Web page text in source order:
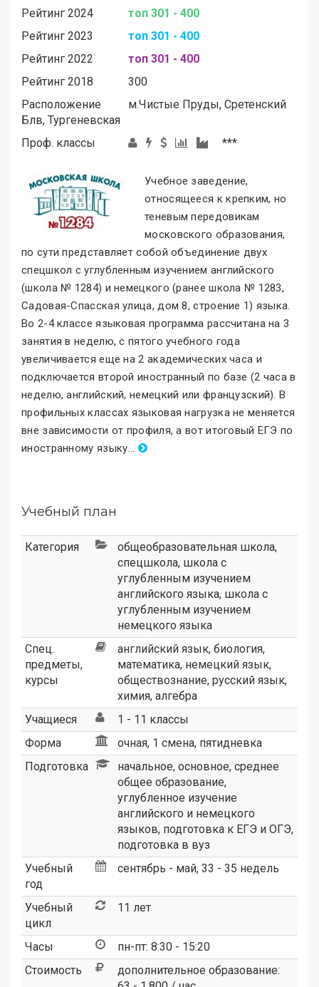
Рейтинг 2024
топ 301 - 400
Рейтинг 2023
топ 301 - 400
Рейтинг 2022
топ 301 - 400
Рейтинг 2018
300
Расположение
м.Чистые Пруды, Сретенский
Блв, Тургеневская
Проф. классы
***
Учебное заведение,
относящееся к крепким, но
теневым передовикам
московского образования,
по сути представляет собой объединение двух
спецшкол с углубленным изучением английского
(школа № 1284) и немецкого (ранее школа № 1283,
Садовая-Спасская улица, дом 8, строение 1) языка.
Во 2-4 классе языковая программа рассчитана на 3
занятия в неделю, с пятого учебного года
увеличивается еще на 2 академических часа и
подключается второй иностранный по базе (2 часа в
неделю, английский, немецкий или французский). В
профильных классах языковая нагрузка не меняется
вне зависимости от профиля, а вот итоговый ЕГЭ по
иностранному языку...
Учебный план
Категория общеобразовательная школа,
спецшкола, школа с
углубленным изучением
английского языка, школа с
углубленным изучением
немецкого языка
Спец.
предметы,
курсы
английский язык, биология,
математика, немецкий язык,
обществознание, русский язык,
химия, алгебра
Учащиеся
1 - 11 классы
Форма
очная, 1 смена, пятидневка
Подготовка
начальное, основное, среднее
общее образование,
углубленное изучение
английского и немецкого
языков, подготовка к ЕГЭ и ОГЭ,
подготовка в вуз
Учебный
год
сентябрь - май, 33 - 35 недель
Учебный
цикл
11 лет
Часы
пн-пт: 8:30 - 15:20
Стоимость
дополнительное образование: